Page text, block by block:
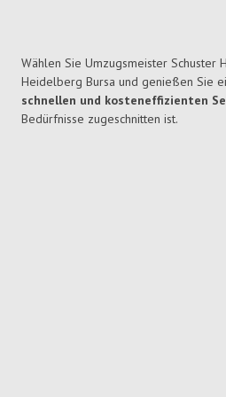
Wählen Sie Umzugsmeister Schuster
Heidelberg Bursa und genießen Sie
schnellen und kosteneffizienten
Bedürfnisse zugeschnitten ist.